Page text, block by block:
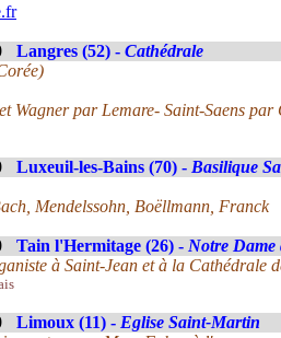
Langres (52) - Cathédrale
Wagner par Lemare- Saint-Saens par
Luxeuil-les-Bains (70) - Basilique
Mendelssohn, Boëllmann, Franck
Tain l'Hermitage (26) - Notre
à Saint-Jean et à la Cathédrale
Limoux (11) - Eglise Saint-Martin